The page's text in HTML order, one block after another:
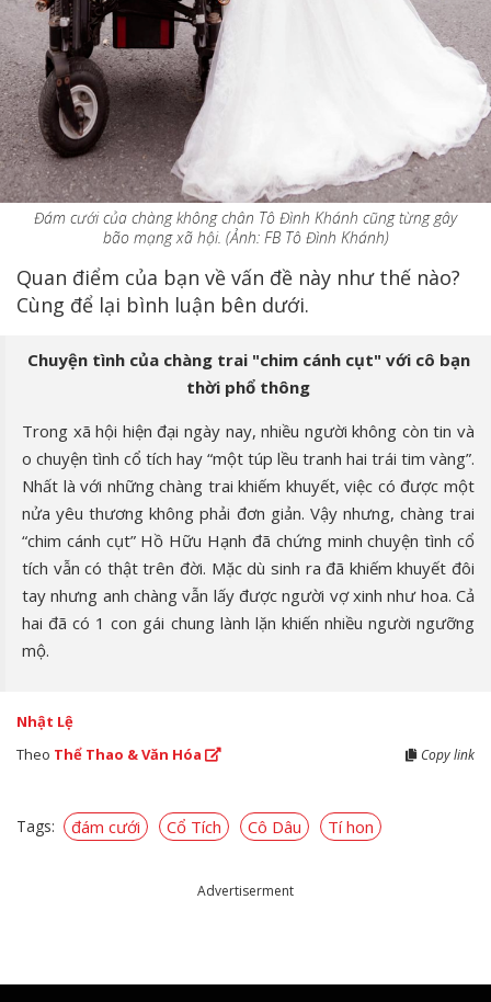
Đám cưới của chàng không chân Tô Đình Khánh cũng từng gây
bão mạng xã hội. (Ảnh: FB Tô Đình Khánh)
Quan điểm của bạn về vấn đề này như thế nào?
Cùng để lại bình luận bên dưới.
Chuyện tình của chàng trai "chim cánh cụt" với cô bạn
thời phổ thông
Trong xã hội hiện đại ngày nay, nhiều người không còn tin và
o chuyện tình cổ tích hay “một túp lều tranh hai trái tim vàng”.
Nhất là với những chàng trai khiếm khuyết, việc có được một
nửa yêu thương không phải đơn giản. Vậy nhưng, chàng trai
“chim cánh cụt” Hồ Hữu Hạnh đã chứng minh chuyện tình cổ
tích vẫn có thật trên đời. Mặc dù sinh ra đã khiếm khuyết đôi
tay nhưng anh chàng vẫn lấy được người vợ xinh như hoa. Cả
hai đã có 1 con gái chung lành lặn khiến nhiều người ngưỡng
mộ.
Nhật Lệ
Theo Thể Thao & Văn Hóa Copy link
Tags: đám cưới Cổ Tích Cô Dâu Tí hon
Advertiserment